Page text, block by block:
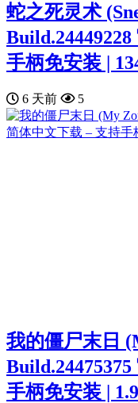
蛇之死灵术
手柄免安装 |
6 天前 5
我的僵尸末日
手柄免安装 |